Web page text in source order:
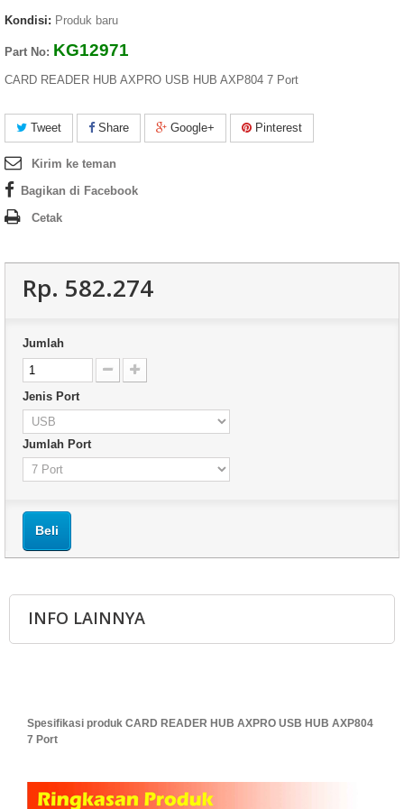
Kondisi: Produk baru
Part No: KG12971
CARD READER HUB AXPRO USB HUB AXP804 7 Port
Tweet Share Google+ Pinterest
Kirim ke teman
Bagikan di Facebook
Cetak
Rp‎. 582.274
Jumlah
Jenis Port
Jumlah Port
Beli
INFO LAINNYA
Spesifikasi produk CARD READER HUB AXPRO USB HUB AXP804
7 Port